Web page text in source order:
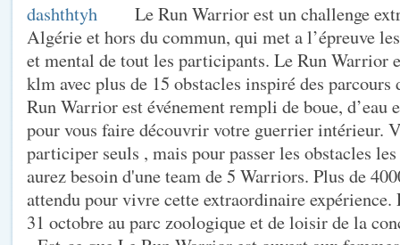
Le Run Warrior est un challenge
Algérie et hors du commun, qui met a l’épreuve
et mental de tout les participants. Le Run Warrior
klm avec plus de 15 obstacles inspiré des
Run Warrior est événement rempli de boue, d’eau
pour vous faire découvrir votre guerrier intérieur.
participer seuls , mais pour passer les obstacles
aurez besoin d'une team de 5 Warriors. Plus de
attendu pour vivre cette extraordinaire expérience.
31 octobre au parc zoologique et de loisir de la